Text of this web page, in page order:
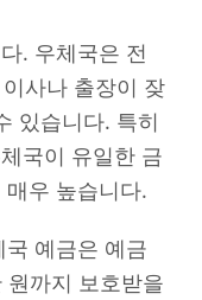
. 우체국은 전
사나 출장이 잦
있습니다. 특히
국이 유일한 금
우 높습니다.
예금은 예금
까지 보호받을